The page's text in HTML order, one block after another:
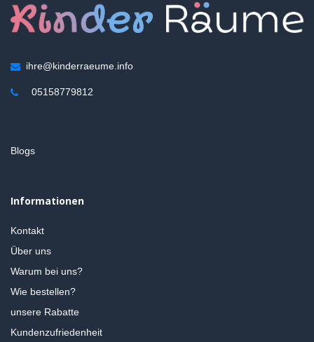
ihre@kinderraeume.info
05158779812
Blogs
Informationen
Kontakt
Über uns
Warum bei uns?
Wie bestellen?
unsere Rabatte
Kundenzufriedenheit